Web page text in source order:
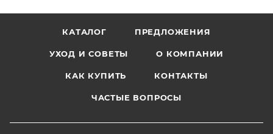
КАТАЛОГ ПРЕДЛОЖЕНИЯ
УХОД И СОВЕТЫ О КОМПАНИИ
КАК КУПИТЬ КОНТАКТЫ
ЧАСТЫЕ ВОПРОСЫ